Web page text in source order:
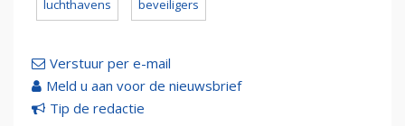
luchthavens beveiligers
Verstuur per e-mail
Meld u aan voor de nieuwsbrief
Tip de redactie